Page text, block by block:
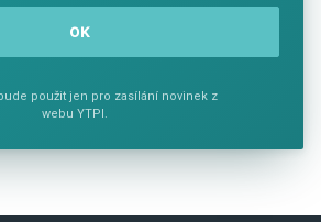
použit jen pro zasílání novinek z
webu YTPI.